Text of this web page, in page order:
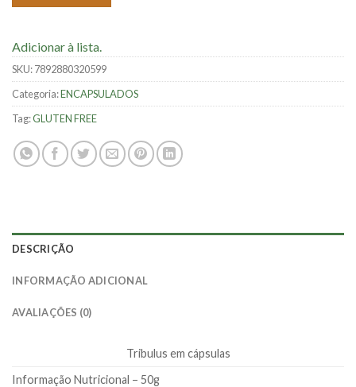
Adicionar à lista.
SKU:7892880320599
Categoria:ENCAPSULADOS
Tag:GLUTEN FREE
DESCRIÇÃO
INFORMAÇÃO ADICIONAL
AVALIAÇÕES (0)
Tribulus em cápsulas
Informação Nutricional – 50g